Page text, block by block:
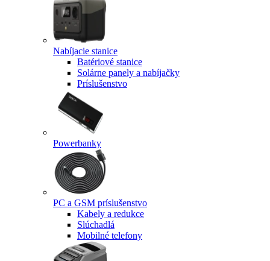
Nabíjacie stanice
Batériové stanice
Solárne panely a nabíjačky
Príslušenstvo
Powerbanky
PC a GSM príslušenstvo
Kabely a redukce
Slúchadlá
Mobilné telefony